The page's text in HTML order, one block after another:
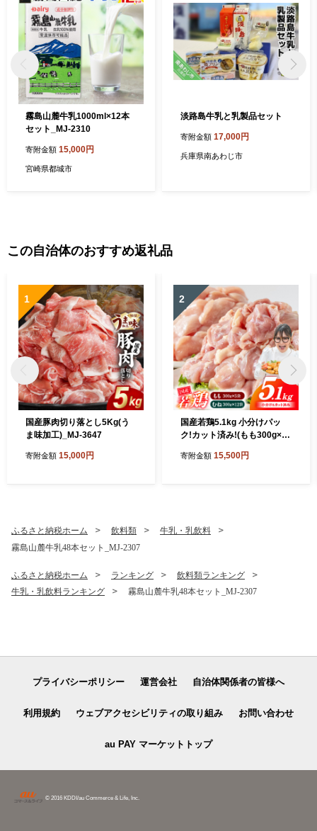
霧島山麓牛乳1000ml×12本
セット_MJ-2310
寄附金額 15,000円
宮崎県都城市
淡路島牛乳と乳製品セット
寄附金額 17,000円
兵庫県南あわじ市
この自治体のおすすめ返礼品
1
国産豚肉切り落とし5Kg(う
ま味加工)_MJ-3647
寄附金額 15,000円
2
国産若鶏5.1kg 小分けパッ
ク!カット済み!(もも300g×5
-007-N5100g
寄附金額 15,500円
ふるさと納税ホーム 飲料類
牛乳・乳飲料
霧島山麓牛乳48本セット_MJ-2307
ふるさと納税ホーム ランキング
飲料類ランキング
牛乳・乳飲料ランキング
霧島山麓牛乳48本セット_MJ-2307
プライバシーポリシー 運営会社 自治体関係者の皆様へ
利用規約 ウェブアクセシビリティの取り組み お問い合わせ
au PAY マーケットトップ
© 2016 KDDI/au Commerce & Life, Inc.